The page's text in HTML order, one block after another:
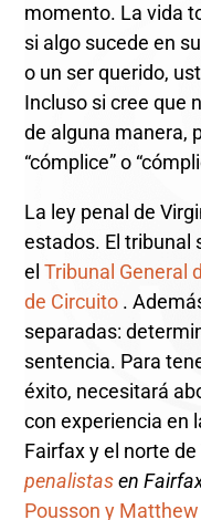
momento. La vida
si algo sucede en
o un ser querido,
Incluso si cree que
de alguna manera,
“cómplice” o
La ley penal de
estados. El tribunal
elTribunal General
de Circuito .
separadas:
sentencia. Para
éxito, necesitará
con experiencia en
Fairfax y el norte
penalistasen
Pousson y